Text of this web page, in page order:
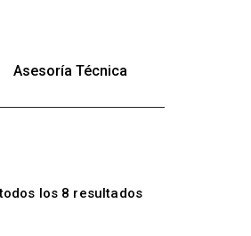
Asesoría Técnica
los 8 resultados